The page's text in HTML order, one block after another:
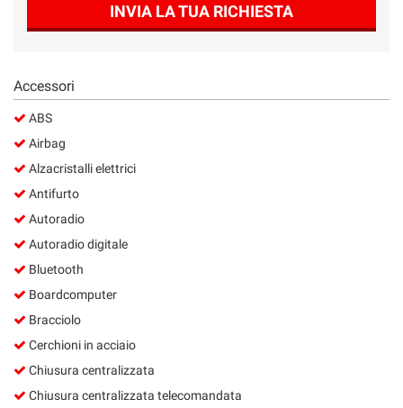
INVIA LA TUA RICHIESTA
Accessori
ABS
Airbag
Alzacristalli elettrici
Antifurto
Autoradio
Autoradio digitale
Bluetooth
Boardcomputer
Bracciolo
Cerchioni in acciaio
Chiusura centralizzata
Chiusura centralizzata telecomandata